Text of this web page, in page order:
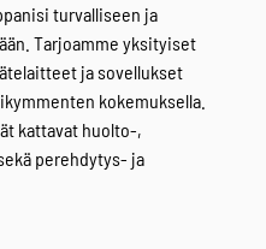
turvalliseen ja
Tarjoamme yksityiset
ja sovellukset
kokemuksella.
kattavat huolto-,
perehdytys- ja